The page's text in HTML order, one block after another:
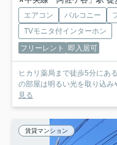
エアコン バルコニー
TVモニタ付インターホン
フリーレント
即入居可
ヒカリ薬局まで徒歩5分にあ
の部屋は明るい光を取り込
見る
賃貸マンション